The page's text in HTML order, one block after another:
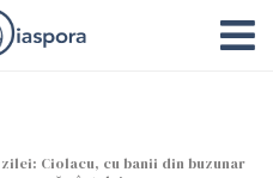
Ciolacu, cu banii din buzunar